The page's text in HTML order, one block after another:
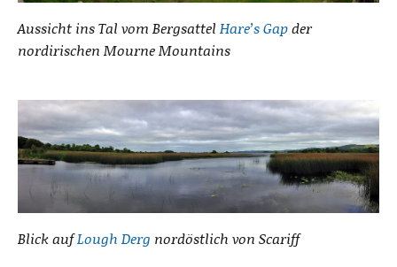
Aussicht ins Tal vom Bergsattel Hare’s Gapder
nordirischen Mourne Mountains
Blick aufLough Derg nordöstlich von Scariff